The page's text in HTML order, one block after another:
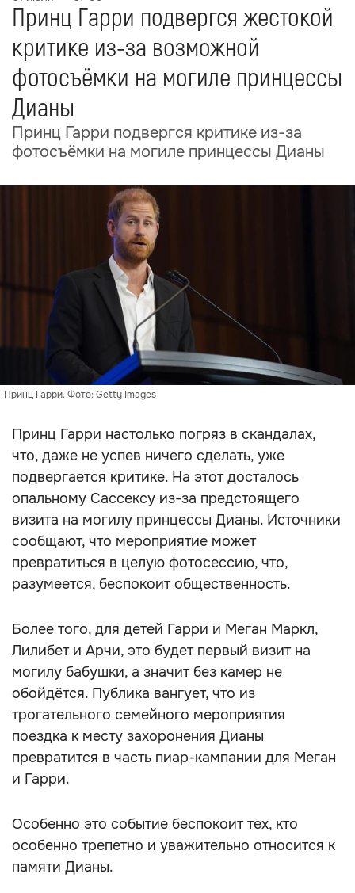
Принц Гарри подвергся жестокой
критике из-за возможной
фотосъёмки на могиле принцессы
Дианы
Принц Гарри подвергся критике из-за
фотосъёмки на могиле принцессы Дианы
Принц Гарри. Фото: Getty Images
Принц Гарри настолько погряз в скандалах,
что, даже не успев ничего сделать, уже
подвергается критике. На этот досталось
опальному Сассексу из-за предстоящего
визита на могилу принцессы Дианы. Источники
сообщают, что мероприятие может
превратиться в целую фотосессию, что,
разумеется, беспокоит общественность.
Более того, для детей Гарри и Меган Маркл,
Лилибет и Арчи, это будет первый визит на
могилу бабушки, а значит без камер не
обойдётся. Публика вангует, что из
трогательного семейного мероприятия
поездка к месту захоронения Дианы
превратится в часть пиар-кампании для Меган
и Гарри.
Особенно это событие беспокоит тех, кто
особенно трепетно и уважительно относится к
памяти Дианы.